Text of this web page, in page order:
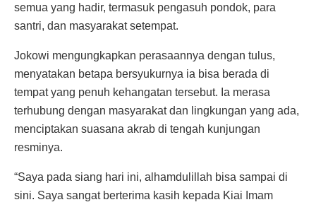
semua yang hadir, termasuk pengasuh pondok, para
santri, dan masyarakat setempat.
Jokowi mengungkapkan perasaannya dengan tulus,
menyatakan betapa bersyukurnya ia bisa berada di
tempat yang penuh kehangatan tersebut. Ia merasa
terhubung dengan masyarakat dan lingkungan yang ada,
menciptakan suasana akrab di tengah kunjungan
resminya.
“Saya pada siang hari ini, alhamdulillah bisa sampai di
sini. Saya sangat berterima kasih kepada Kiai Imam